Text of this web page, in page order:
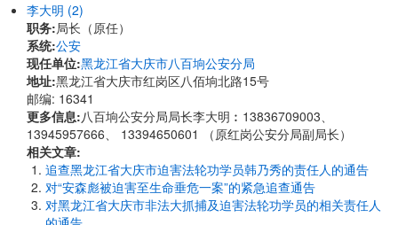
李大明 (2)
职务:局长（原任）
系统:公安
现任单位:黑龙江省大庆市八百垧公安分局
地址:黑龙江省大庆市红岗区八佰垧北路15号
邮编: 16341
更多信息:八百垧公安分局局长李大明︰13836709003、
13945957666、 13394650601 （原红岗公安分局副局长）
相关文章:
追查黑龙江省大庆市迫害法轮功学员韩乃秀的责任人的通告
对“安森彪被迫害至生命垂危一案”的紧急追查通告
对黑龙江省大庆市非法大抓捕及迫害法轮功学员的相关责任人